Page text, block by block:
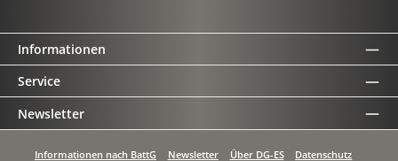
Informationen
Service
Newsletter
Informationen nach BattG Newsletter Über DG-ES
Datenschutz